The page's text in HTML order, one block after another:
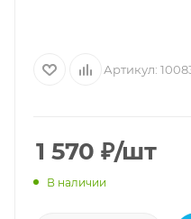
Артикул:
1 570 ₽/шт
В наличии